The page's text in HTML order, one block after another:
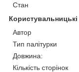
Стан
Автор
Тип палітурки
Довжина:
Кількість сторінок